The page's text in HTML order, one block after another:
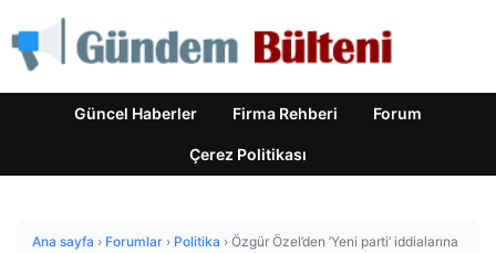
Güncel Haberler Firma Rehberi Forum
Çerez Politikası
Ana sayfa › Forumlar › Politika › Özgür Özel’den ‘Yeni parti’ iddialarına